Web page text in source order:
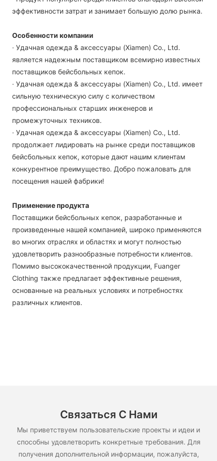
эффективности затрат и занимает большую долю рынка.
Особенности компании
· Удачная одежда & аксессуары (Xiamen) Co., Ltd.
является надежным поставщиком всемирно известных
поставщиков бейсбольных кепок.
· Удачная одежда & аксессуары (Xiamen) Co., Ltd. имеет
сильную техническую силу с количеством
профессиональных старших инженеров и
промежуточных техников.
· Удачная одежда & аксессуары (Xiamen) Co., Ltd.
продолжает лидировать на рынке среди поставщиков
бейсбольных кепок, которые дают нашим клиентам
конкурентное преимущество. Добро пожаловать для
посещения нашей фабрики!
Применение продукта
Поставщики бейсбольных кепок, разработанные и
произведенные нашей компанией, широко применяются
во многих отраслях и областях и могут полностью
удовлетворить разнообразные потребности клиентов.
Помимо высококачественной продукции, Fuanger
Clothing также предлагает эффективные решения,
основанные на реальных условиях и потребностях
различных клиентов.
Связаться С Нами
Мы приветствуем пользовательские проекты и идеи и
способны удовлетворить конкретные требования. Для
получения дополнительной информации, пожалуйста,